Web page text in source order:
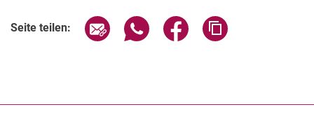
Seite teilen: Seite über E-Mail teilen
Seite über WhatsApp teilen
Seite über Facebook